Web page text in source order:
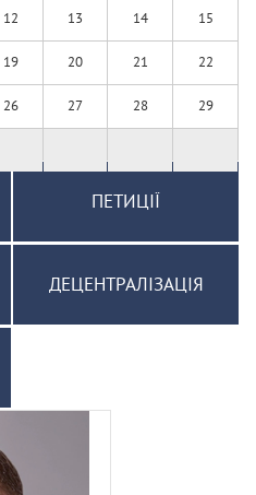
12 13 14 15
19 20 21 22
26 27 28 29
ПЕТИЦІЇ
ДЕЦЕНТРАЛІЗАЦІЯ